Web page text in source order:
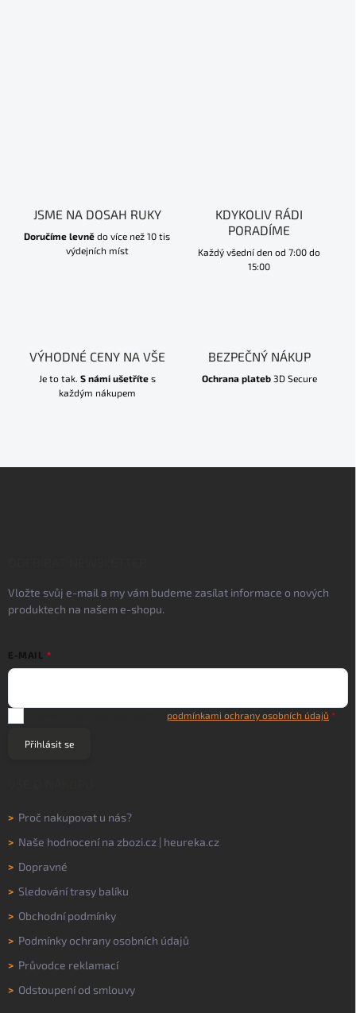
JSME NA DOSAH RUKY
Doručíme levně do více než 10 tis
výdejních míst
KDYKOLIV RÁDI
PORADÍME
Každý všední den od 7:00 do
15:00
VÝHODNÉ CENY NA VŠE
Je to tak. S námi ušetřítes
každým nákupem
BEZPEČNÝ NÁKUP
Ochrana plateb3D Secure
Vložte svůj e-mail a my vám budeme zasílat informace o nových
produktech na našem e-shopu.
E-MAIL
podmínkami ochrany osobních údajů
Přihlásit se
> Proč nakupovat u nás?
> Naše hodnocení na zbozi.cz | heureka.cz
> Dopravné
> Sledování trasy balíku
> Obchodní podmínky
> Podmínky ochrany osobních údajů
> Průvodce reklamací
> Odstoupení od smlouvy